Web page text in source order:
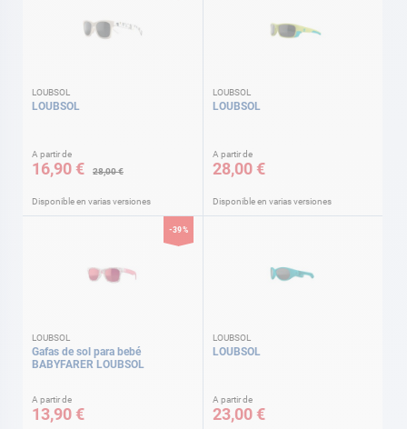
LOUBSOL
LOUBSOL
A partir de
16,90 € 28,00 €
Disponible en varias versiones
LOUBSOL
LOUBSOL
A partir de
28,00 €
Disponible en varias versiones
-39%
LOUBSOL
Gafas de sol para bebé
BABYFARER LOUBSOL
A partir de
13,90 €
LOUBSOL
LOUBSOL
A partir de
23,00 €